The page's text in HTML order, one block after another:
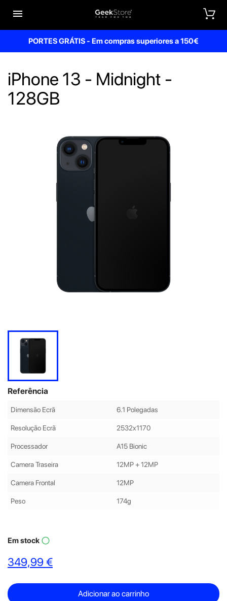

PORTES GRÁTIS - Em compras superiores a 150€
iPhone 13 - Midnight -
128GB
Referência
Dimensão Ecrã 6.1 Polegadas
Resolução Ecrã 2532x1170
Processador A15 Bionic
Camera Traseira 12MP + 12MP
Camera Frontal 12MP
Peso 174g
Em stock panorama_fish_eye
349,99 €
Adicionar ao carrinho